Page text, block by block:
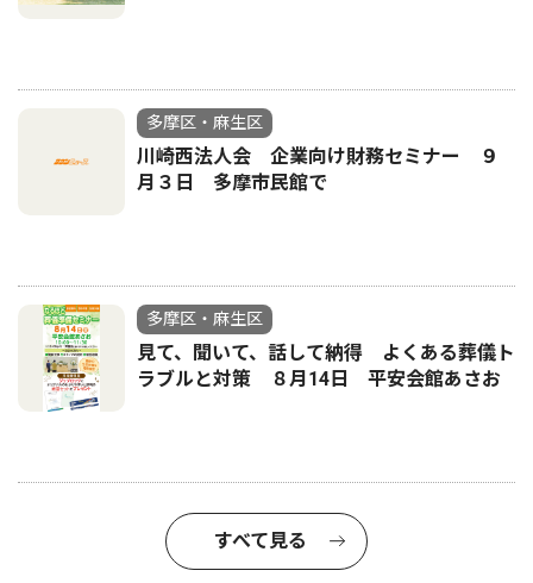
多摩区・麻生区
川崎西法人会 企業向け財務セミナー ９
月３日 多摩市民館で
多摩区・麻生区
見て、聞いて、話して納得 よくある葬儀ト
ラブルと対策 ８月14日 平安会館あさお
すべて見る